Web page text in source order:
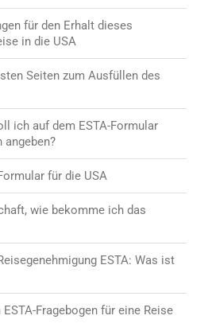
für den Erhalt dieses
in die USA
Seiten zum Ausfüllen des
ich auf dem ESTA-Formular
angeben?
für die USA
wie bekomme ich das
ESTA: Was ist
Fragebogen für eine Reise